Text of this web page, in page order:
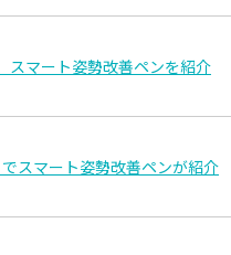
スマート姿勢改善ペンを紹介
スマート姿勢改善ペンが紹介